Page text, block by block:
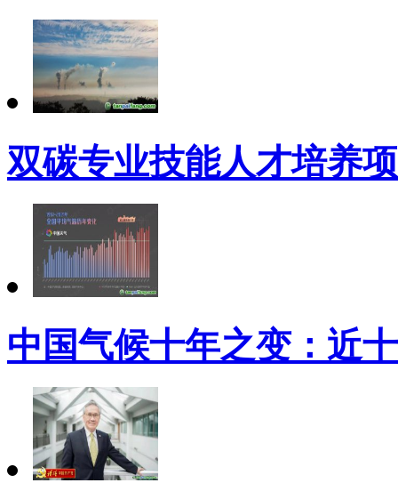
双碳专业技能人才培养
中国气候十年之变：近